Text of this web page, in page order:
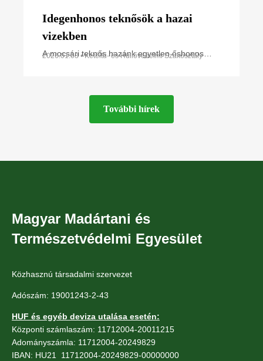
Idegenhonos teknősök a hazai
vizekben
A mocsári teknős hazánk egyetlen őshonos
2026.01.03 • Kétéltű- és Hüllővédelmi Szakosztály
További hírek
Magyar Madártani és
Természetvédelmi Egyesület
Közhasznú társadalmi szervezet
Adószám: 19001243-2-43
HUF és egyéb deviza utalása esetén:
Központi számlaszám: 11712004-20011215
Adományszámla: 11712004-20249829
IBAN: HU21 11712004-20249829-00000000